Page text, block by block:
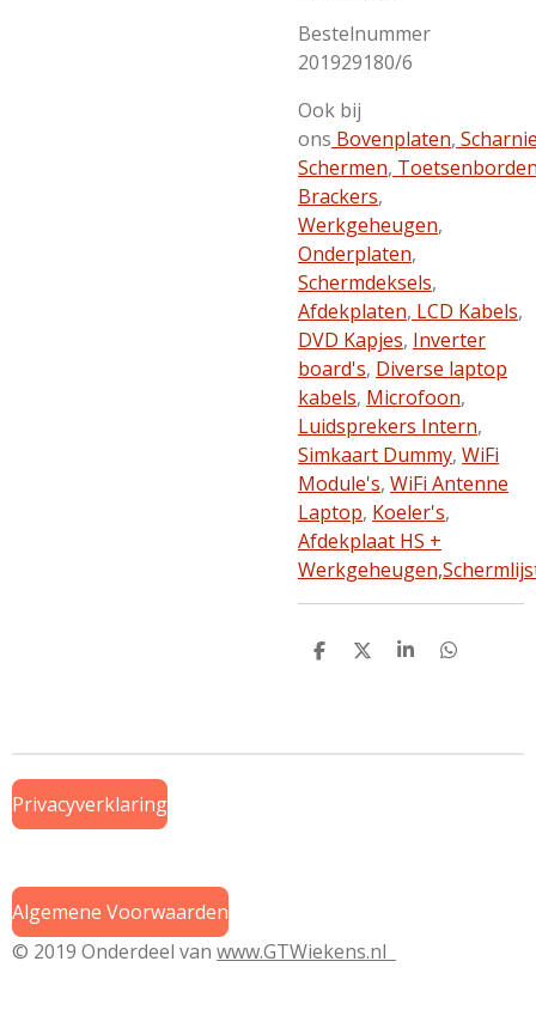
Bestelnummer
201929180/6
Ook bij
ons Bovenplaten,
Schermen,
Brackers,
Werkgeheugen,
Onderplaten,
Schermdeksels,
Afdekplaten, LCD Kabels,
DVD Kapjes, Inverter
board's, Diverse laptop
kabels, Microfoon,
Luidsprekers Intern,
Simkaart Dummy, WiFi
Module's, WiFi Antenne
Laptop, Koeler's,
Afdekplaat HS +
Werkgeheugen,
D
D
S
D
Privacyverklaring
Algemene Voorwaarden
© 2019 Onderdeel van www.GTWiekens.nl